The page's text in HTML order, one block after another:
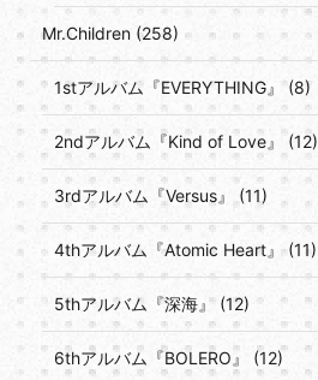
Mr.Children (258)
1stアルバム『EVERYTHING』 (8)
2ndアルバム『Kind of Love』 (12)
3rdアルバム『Versus』 (11)
4thアルバム『Atomic Heart』 (11)
5thアルバム『深海』 (12)
6thアルバム『BOLERO』 (12)